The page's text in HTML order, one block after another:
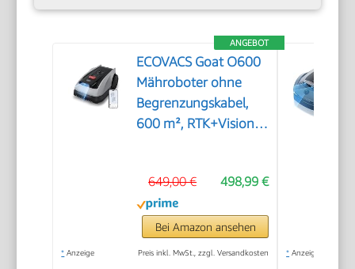
ANGEBOT
ECOVACS Goat O600
Mähroboter ohne
Begrenzungskabel,
600 m², RTK+Vision-
Hindernisvermeidung,
App Steuerung,
passiert 0,7 m
schmale Stellen
498,99 €
649,00 €
Bei Amazon ansehen
* Anzeige Preis inkl. MwSt., zzgl. Versandkosten * Anzeige